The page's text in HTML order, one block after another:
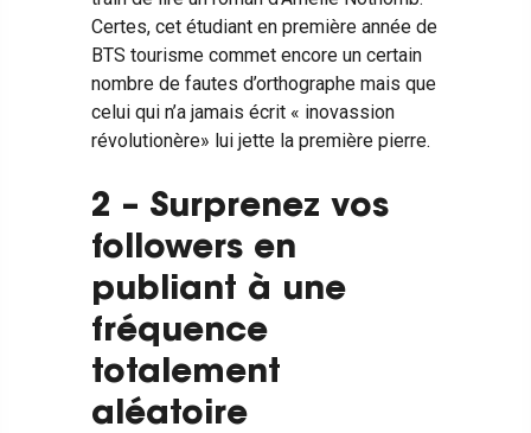
Certes, cet étudiant en première année de
BTS tourisme commet encore un certain
nombre de fautes d’orthographe mais que
celui qui n’a jamais écrit « inovassion
révolutionère» lui jette la première pierre.
2 – Surprenez vos
followers en
publiant à une
fréquence
totalement
aléatoire